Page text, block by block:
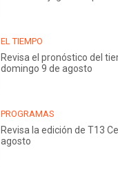
EL TIEMPO
Revisa el pronóstico del
domingo 9 de agosto
PROGRAMAS
Revisa la edición de T13
agosto